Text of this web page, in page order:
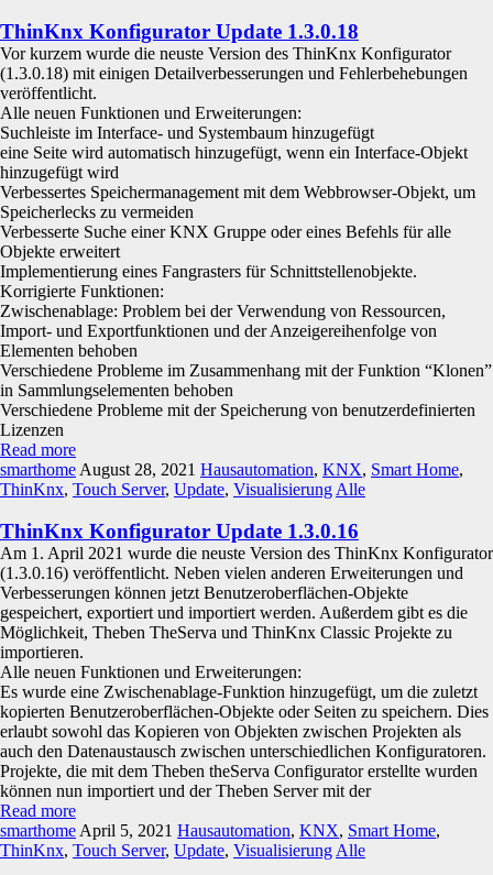
ThinKnx Konfigurator Update 1.3.0.18
Vor kurzem wurde die neuste Version des ThinKnx Konfigurator
(1.3.0.18) mit einigen Detailverbesserungen und Fehlerbehebungen
veröffentlicht.
Alle neuen Funktionen und Erweiterungen:
Suchleiste im Interface- und Systembaum hinzugefügt
eine Seite wird automatisch hinzugefügt, wenn ein Interface-Objekt
hinzugefügt wird
Verbessertes Speichermanagement mit dem Webbrowser-Objekt, um
Speicherlecks zu vermeiden
Verbesserte Suche einer KNX Gruppe oder eines Befehls für alle
Objekte erweitert
Implementierung eines Fangrasters für Schnittstellenobjekte.
Korrigierte Funktionen:
Zwischenablage: Problem bei der Verwendung von Ressourcen,
Import- und Exportfunktionen und der Anzeigereihenfolge von
Elementen behoben
Verschiedene Probleme im Zusammenhang mit der Funktion “Klonen”
in Sammlungselementen behoben
Verschiedene Probleme mit der Speicherung von benutzerdefinierten
Lizenzen
Read more
smarthome August 28, 2021 Hausautomation, KNX, Smart Home,
ThinKnx, Touch Server, Update, Visualisierung Alle
ThinKnx Konfigurator Update 1.3.0.16
Am 1. April 2021 wurde die neuste Version des ThinKnx Konfigurator
(1.3.0.16) veröffentlicht. Neben vielen anderen Erweiterungen und
Verbesserungen können jetzt Benutzeroberflächen-Objekte
gespeichert, exportiert und importiert werden. Außerdem gibt es die
Möglichkeit, Theben TheServa und ThinKnx Classic Projekte zu
importieren.
Alle neuen Funktionen und Erweiterungen:
Es wurde eine Zwischenablage-Funktion hinzugefügt, um die zuletzt
kopierten Benutzeroberflächen-Objekte oder Seiten zu speichern. Dies
erlaubt sowohl das Kopieren von Objekten zwischen Projekten als
auch den Datenaustausch zwischen unterschiedlichen Konfiguratoren.
Projekte, die mit dem Theben theServa Configurator erstellte wurden
können nun importiert und der Theben Server mit der
Read more
smarthome April 5, 2021 Hausautomation, KNX, Smart Home,
ThinKnx, Touch Server, Update, Visualisierung Alle